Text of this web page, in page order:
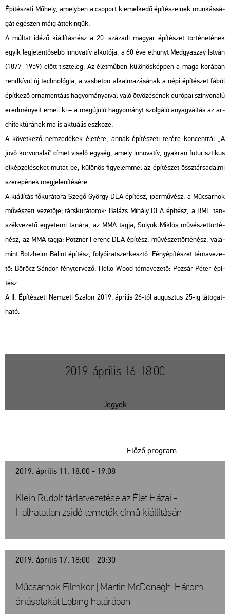
Épí­té­sze­ti Mű­hely, amely­ben a cso­port ki­emel­ke­dő épí­té­sze­i­nek mun­kás­sá­
gát egé­szen máig át­te­kint­jük.
A múl­tat idéző ki­ál­lí­tás­rész a 20. szá­za­di ma­gyar épí­té­szet tör­té­ne­té­nek
egyik leg­je­len­tő­sebb in­no­va­tív al­ko­tó­ja, a 60 éve el­hunyt Med­gya­szay Ist­ván
(1877–1959) előtt tisz­te­leg. Az élet­mű­ben kü­lö­nös­kép­pen a maga ko­rá­ban
rend­kí­vül új tech­no­ló­gia, a vas­be­ton al­kal­ma­zá­sá­nak a népi épí­té­szet fából
épít­ke­ző or­na­men­tá­lis ha­gyo­má­nya­i­val való öt­vö­zé­sé­nek eu­ró­pai szín­vo­na­lú
ered­mé­nye­it emeli ki – a meg­úju­ló ha­gyo­mányt szol­gá­ló anyag­vál­tás az ar­
chi­tek­tú­rá­nak ma is ak­tu­á­lis esz­kö­ze.
A kö­vet­ke­ző nem­ze­dé­kek éle­té­re, annak épí­té­sze­ti te­ré­re kon­cent­rál „A
jövő kör­vo­na­lai” címet vi­se­lő egy­ség, amely in­no­va­tív, gyak­ran fu­tu­risz­ti­kus
el­kép­ze­lé­se­ket mutat be, kü­lö­nös fi­gye­lem­mel az épí­té­szet össz­tár­sa­dal­mi
sze­re­pé­nek meg­je­le­ní­té­sé­re.
A ki­ál­lí­tás fő­ku­rá­to­ra Szegő György DLA épí­tész, ipar­mű­vész, a Mű­csar­nok
mű­vé­sze­ti ve­ze­tő­je; társ­ku­rá­to­rok: Ba­lázs Mi­hály DLA épí­tész, a BME tan­
szék­ve­ze­tő egye­te­mi ta­ná­ra, az MMA tagja; Su­lyok Mik­lós mű­vé­szet­tör­té­
nész, az MMA tagja; Potz­ner Fe­renc DLA épí­tész, mű­vé­szet­tör­té­nész, va­la­
mint Botz­he­im Bá­lint épí­tész, fo­lyó­irat­szer­kesz­tő. Fény­épí­té­szet té­ma­ve­ze­
tő: Bö­röcz Sán­dor fény­ter­ve­ző, Hello Wood té­ma­ve­ze­tő: Po­zsár Péter épí­
tész.
A II. Épí­té­sze­ti Nem­ze­ti Sza­lon 2019. áp­ri­lis 26-tól au­gusz­tus 25-ig lá­to­gat­
ha­tó.
2019. április 16. 18:00
Jegyek
2019. április 11. 18:00 - 19:08
Előző program
Klein Rudolf tárlatvezetése az Élet Házai -
Halhatatlan zsidó temetők című kiállításán
2019. április 17. 18:00 - 20:30
Műcsarnok Filmkör | Martin McDonagh: Három
óriásplakát Ebbing határában